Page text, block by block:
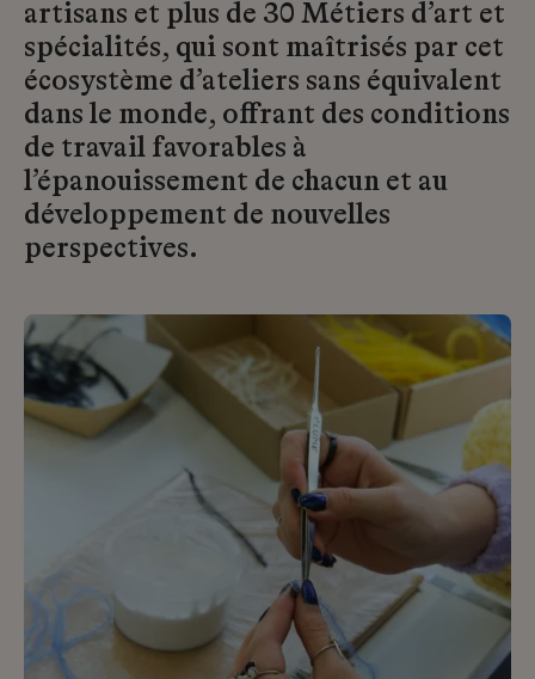
artisans et plus de 30 Métiers d’art et
spécialités, qui sont maîtrisés par cet
écosystème d’ateliers sans équivalent
dans le monde, offrant des conditions
de travail favorables à
l’épanouissement de chacun et au
développement de nouvelles
perspectives.